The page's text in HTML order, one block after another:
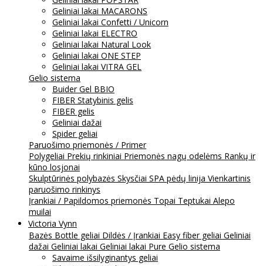
Geliniai lakai MACARONS
Geliniai lakai Confetti / Unicorn
Geliniai lakai ELECTRO
Geliniai lakai Natural Look
Geliniai lakai ONE STEP
Geliniai lakai VITRA GEL
Gelio sistema
Buider Gel BBIO
FIBER Statybinis gelis
FIBER gelis
Geliniai dažai
Spider geliai
Paruošimo priemonės / Primer
Polygeliai Prekių rinkiniai Priemonės nagų odelėms Rankų ir
kūno losjonai
Skulptūrinės polybazės Skysčiai SPA pėdų linija Vienkartinis
paruošimo rinkinys
Įrankiai / Papildomos priemonės Topai Teptukai Alepo
muilai
Victoria Vynn
Bazės Bottle geliai Dildės / Įrankiai Easy fiber geliai Geliniai
dažai Geliniai lakai Geliniai lakai Pure Gelio sistema
Savaime išsilyginantys geliai